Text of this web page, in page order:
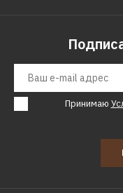
Принимаю